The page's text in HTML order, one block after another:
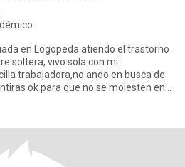
en Logopeda atiendo el trastorno
soltera, vivo sola con mi
trabajadora,no ando en busca de
ok para que no se molesten en